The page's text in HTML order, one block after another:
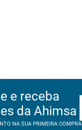
e receba
da Ahimsa
NA SUA PRIMEIRA COMPRA